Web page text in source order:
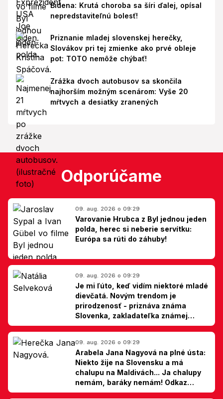
Bidena: Krutá choroba sa šíri ďalej, opísal
nepredstaviteľnú bolesť!
Priznanie mladej slovenskej herečky,
Slovákov pri tej zmienke ako prvé obleje
pot: TOTO nemôže chýbať!
Zrážka dvoch autobusov sa skončila
najhorším možným scenárom: Vyše 20
mŕtvych a desiatky zranených
Odporúčame
09. aug. 2026 o 09:29
Varovanie Hrubca z Byl jednou jeden
polda, herec si neberie servítku:
Európa sa rúti do záhuby!
09. aug. 2026 o 09:29
Je mi ľúto, keď vidím niektoré mladé
dievčatá. Novým trendom je
prirodzenosť - priznáva známa
Slovenka, zakladateľka známej
kliniky
09. aug. 2026 o 09:29
Arabela Jana Nagyová na plné ústa:
Niekto žije na Slovensku a má
chalupu na Maldivách... Ja chalupy
nemám, baráky nemám! Odkaz
Slovákom